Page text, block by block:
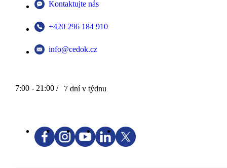
Kontaktujte nás
+420 296 184 910
info@cedok.cz
7:00 - 21:00 / 7 dní v týdnu